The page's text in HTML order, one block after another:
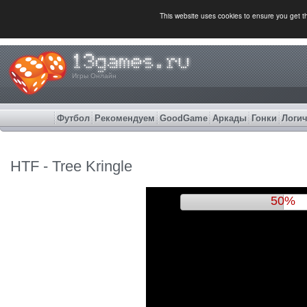
This website uses cookies to ensure you get
Игры Онлайн
Футбол Рекомендуем GoodGame Аркады Гонки
HTF - Tree Kringle
53%